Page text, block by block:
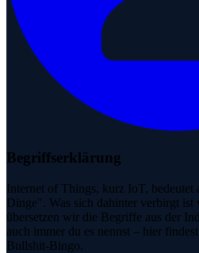
Begriffserklärung
Internet of Things, kurz IoT, bedeutet
Dinge". Was sich dahinter verbirgt ist
übersetzen wir die Begriffe aus der
auch immer du es nennst – hier
Bullshit-Bingo.